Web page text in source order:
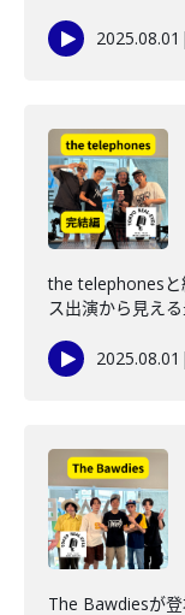
2025.08.01 |
the telephonesと
ス出演から見え
2025.08.01 |
The Bawdiesが